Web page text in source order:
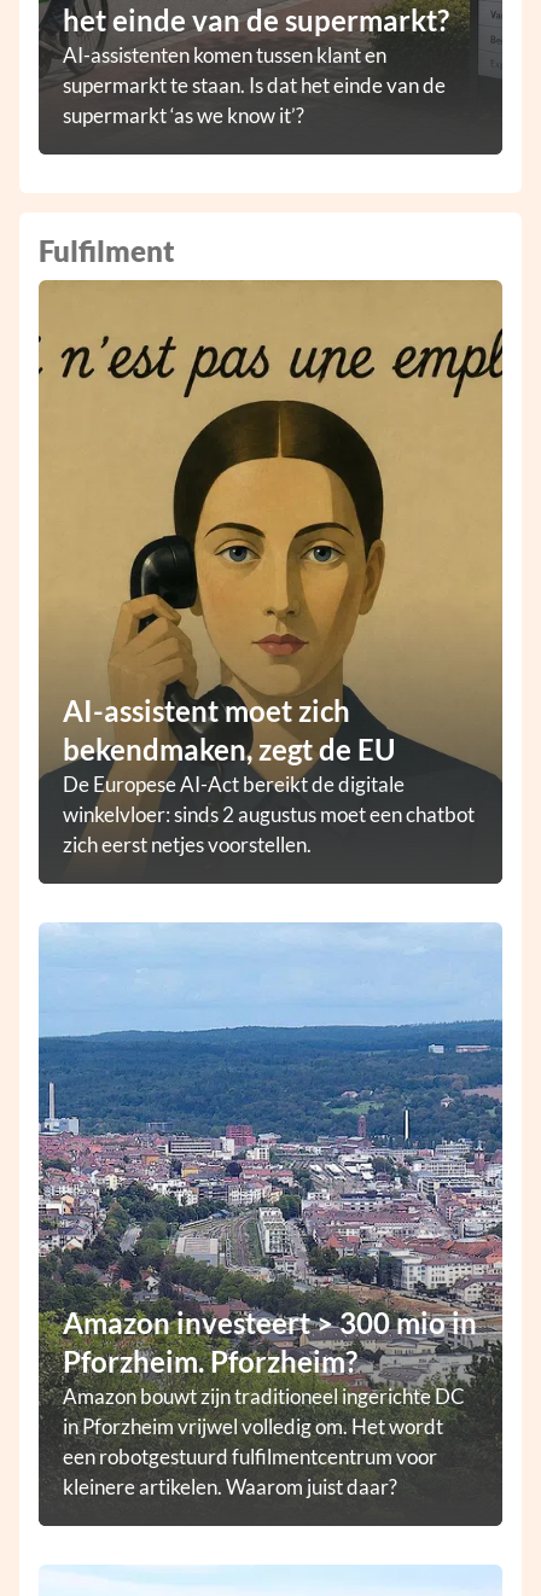
het einde van de supermarkt?
AI-assistenten komen tussen klant en
supermarkt te staan. Is dat het einde van de
supermarkt ‘as we know it’?
Fulfilment
AI-assistent moet zich
bekendmaken, zegt de EU
De Europese AI-Act bereikt de digitale
winkelvloer: sinds 2 augustus moet een chatbot
zich eerst netjes voorstellen.
Amazon investeert > 300 mio in
Pforzheim. Pforzheim?
Amazon bouwt zijn traditioneel ingerichte DC
in Pforzheim vrijwel volledig om. Het wordt
een robotgestuurd fulfilmentcentrum voor
kleinere artikelen. Waarom juist daar?